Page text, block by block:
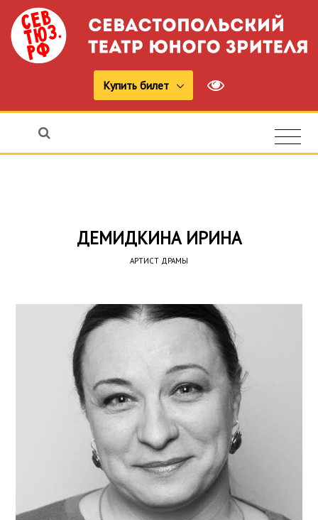
Купить билет
ДЕМИДКИНА ИРИНА
АРТИСТ ДРАМЫ